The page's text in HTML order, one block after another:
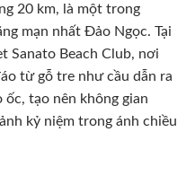
20 km, là một trong
mạn nhất Đảo Ngọc. Tại
Sanato Beach Club, nơi
từ gỗ tre như cầu dẫn ra
tạo nên không gian
kỷ niệm trong ánh chiều